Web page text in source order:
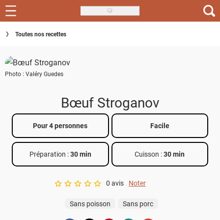
Skip
to
main
Recettes
Inspirations
Conseils
Menu de la semaine
Actus
Téléchargez l'app Saveurs Recettes
Index des recettes
Toutes nos recettes
Photo : Valéry Guedes
Bœuf Stroganov
Pour 4 personnes Facile
Préparation :30 min Cuisson :30 min
A star rating of 0 out of 5.
0 avis Noter
Sans poisson Sans porc